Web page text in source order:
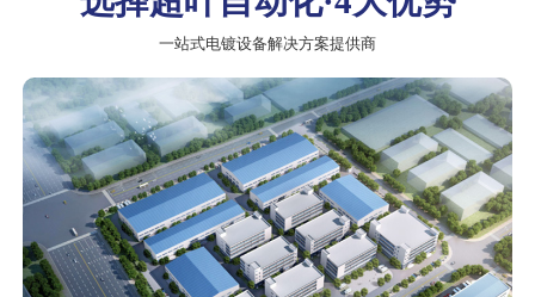
一站式电镀设备解决方案提供商